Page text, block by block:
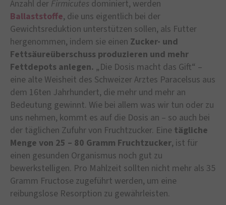
Anzahl der Firmicutes dominiert, werden
Ballaststoffe, die uns eigentlich bei der
Gewichtsreduktion unterstützen sollen, als Futter
hergenommen, indem sie einen Zucker- und
Fettsäureüberschuss produzieren und mehr
Fettdepots anlegen. „Die Dosis macht das Gift“ –
eine alte Weisheit des Schweizer Arztes Paracelsus aus
dem 16ten Jahrhundert, die mehr und mehr an
Bedeutung gewinnt. Wie bei allem was wir tun oder zu
uns nehmen, kommt es auf die Dosis an – so auch bei
der täglichen Zufuhr von Fruchtzucker. Eine tägliche
Menge von 25 – 80 Gramm Fruchtzucker, ist für
einen gesunden Organismus noch gut zu
bewerkstelligen. Pro Mahlzeit sollten nicht mehr als 35
Gramm Fructose zugeführt werden, um eine
reibungslose Resorption zu gewährleisten.